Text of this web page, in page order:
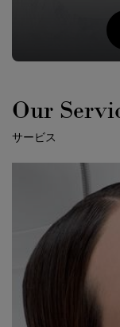
Our
サービス